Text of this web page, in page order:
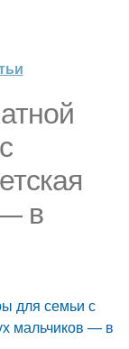
в
для семьи с
мальчиков — в